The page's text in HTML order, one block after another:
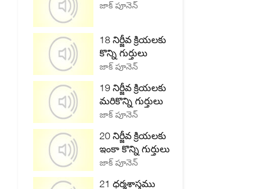
జాక్ పూనెన్
18 నిర్జీవ క్రియలకు
కొన్ని గుర్తులు
జాక్ పూనెన్
19 నిర్జీవ క్రియలకు
మరికొన్ని గుర్తులు
జాక్ పూనెన్
20 నిర్జీవ క్రియలకు
ఇంకా కొన్ని గుర్తులు
జాక్ పూనెన్
21 ధర్మశాస్త్రము